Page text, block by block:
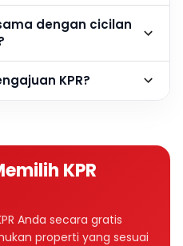
dengan cicilan
KPR?
KPR
Anda secara gratis
properti yang sesuai